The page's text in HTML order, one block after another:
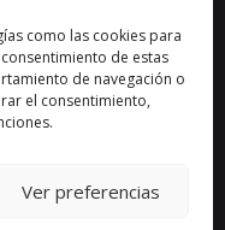
como las cookies para
de estas
de navegación o
el consentimiento,
Ver preferencias